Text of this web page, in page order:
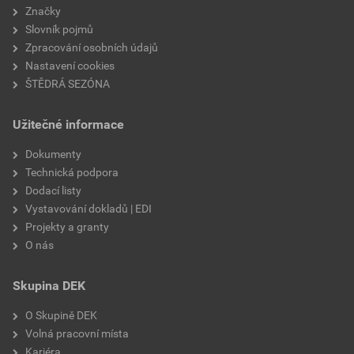
Značky
Slovník pojmů
Zpracování osobních údajů
Nastavení cookies
ŠTĚDRÁ SEZÓNA
Užitečné informace
Dokumenty
Technická podpora
Dodací listy
Vystavování dokladů | EDI
Projekty a granty
O nás
Skupina DEK
O Skupině DEK
Volná pracovní místa
Kariéra